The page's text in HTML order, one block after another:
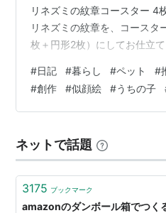
リネズミの紋章コースター 4
リネズミの紋章を、コースタ
枚＋円形2枚）にしてお仕立
ます。ヴィンテージのような
が、空間に格調高い雰囲気を
角丸正方形コースター 約
面はコルク付き、厚み約3〜
れは乾いた布で…
#日記 #暮らし #ペット #
#創作 #似顔絵 #うちの子
ネットで話題
3175 ブックマーク
amazonのダンボール箱でつく